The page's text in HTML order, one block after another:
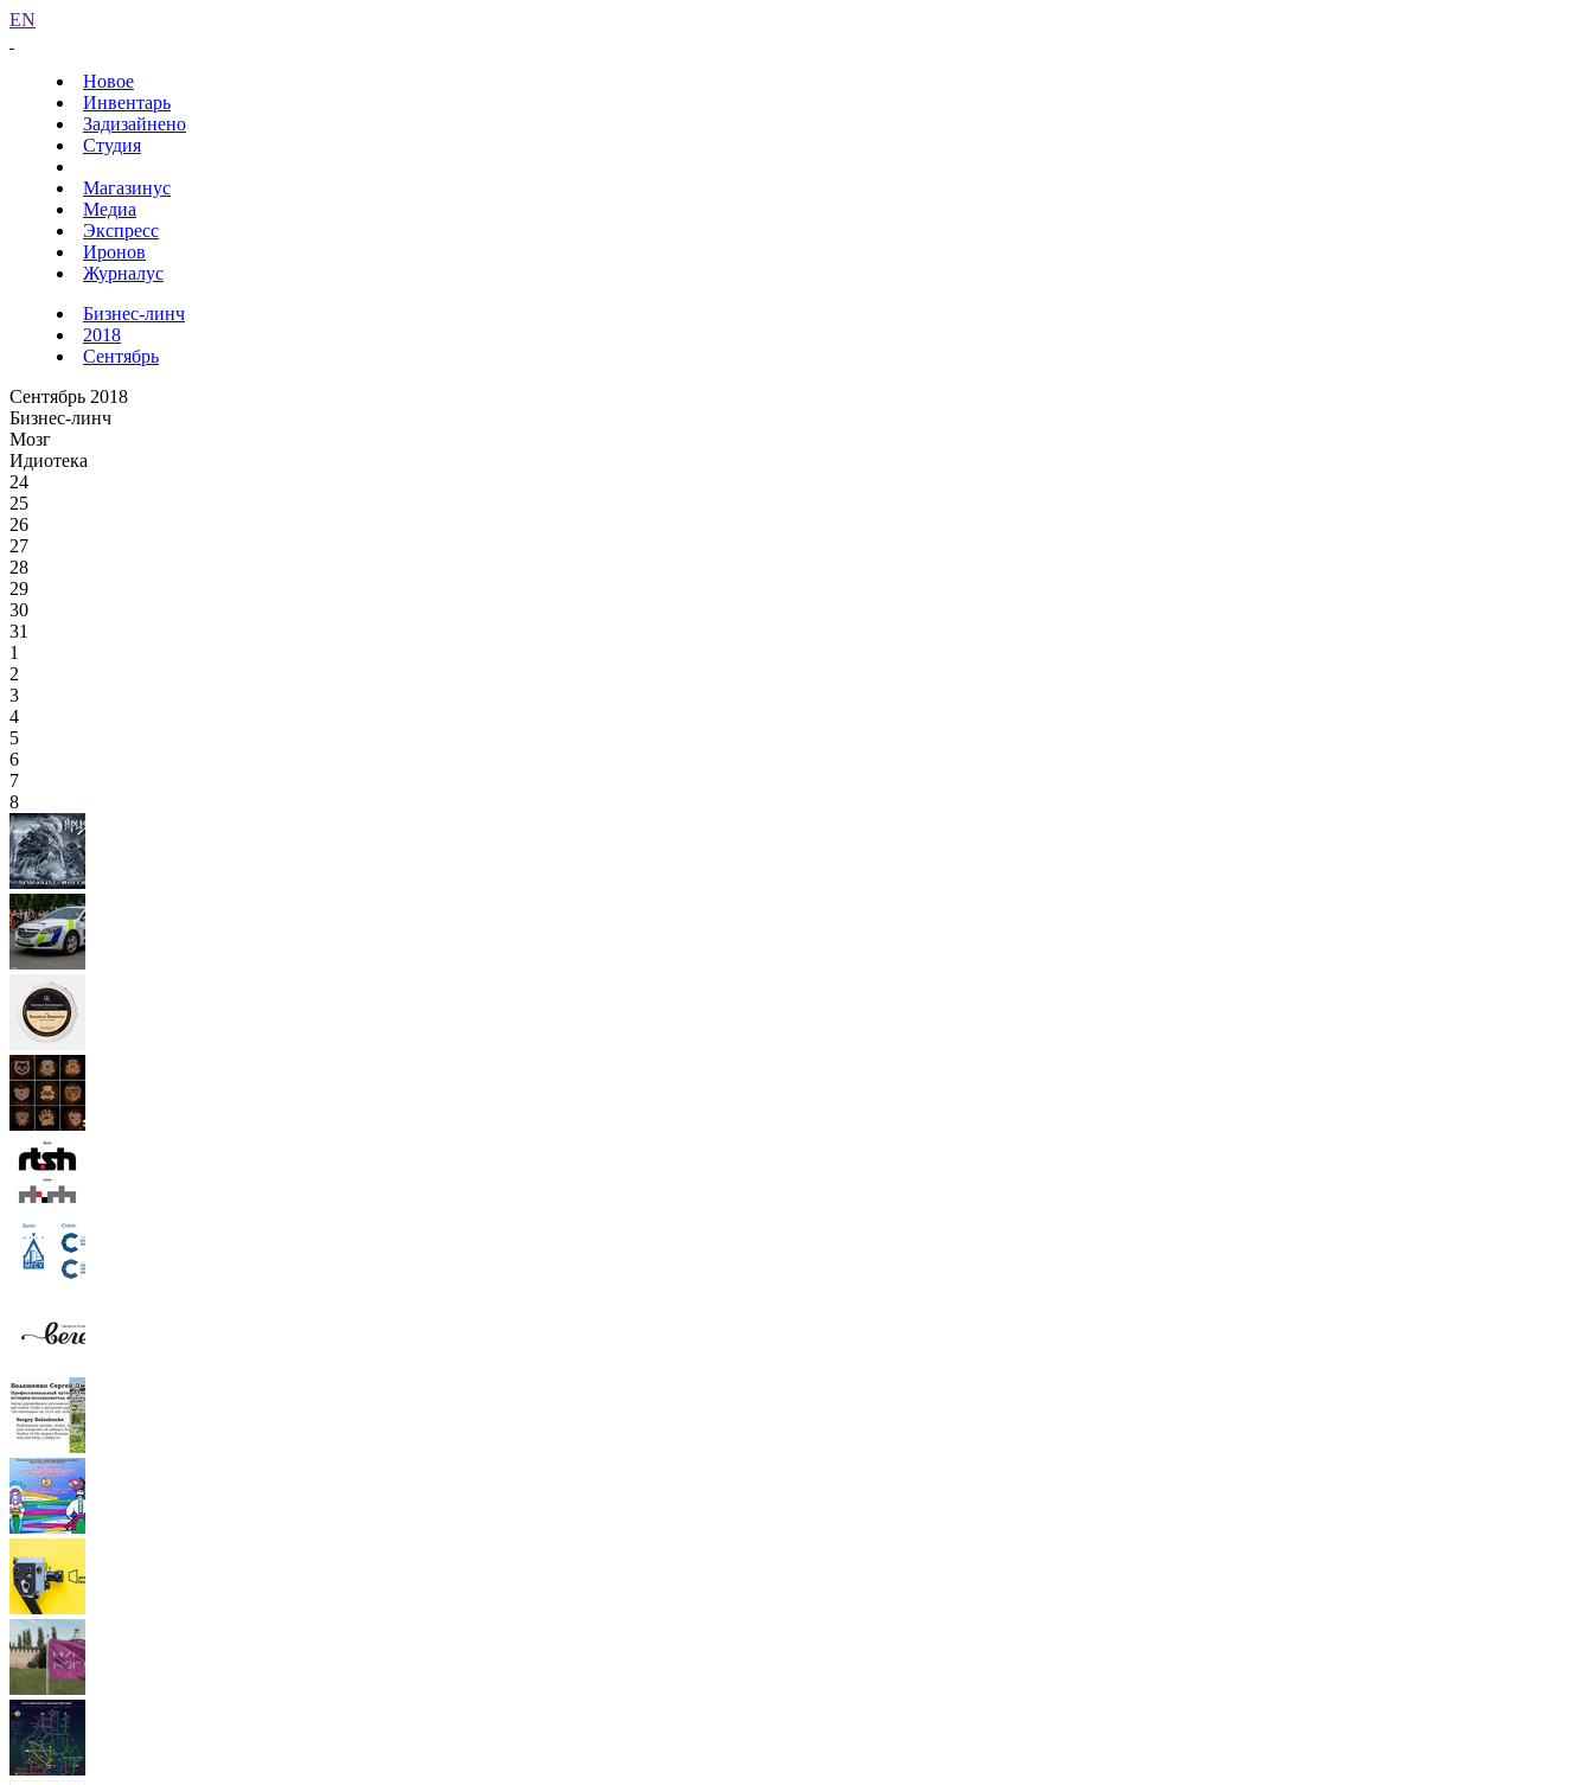
EN
Новое
Инвентарь
Задизайнено
Студия
Магазинус
Медиа
Экспресс
Иронов
Журналус
Бизнес-линч
2018
Сентябрь
Сентябрь 2018
Бизнес-линч
Мозг
Идиотека
24
25
26
27
28
29
30
31
1
2
3
4
5
6
7
8